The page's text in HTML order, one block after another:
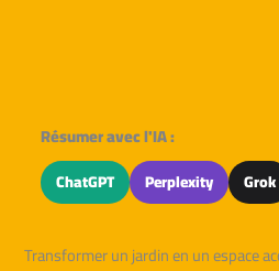
Résumer avec l'IA :
ChatGPT Perplexity Grok
Transformer un jardin en un espace